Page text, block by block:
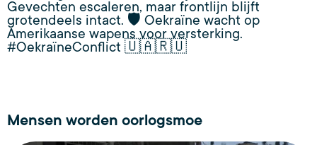
Gevechten escaleren, maar frontlijn blijft
grotendeels intact. 🛡️ Oekraïne wacht op
Amerikaanse wapens voor versterking.
#OekraïneConflict 🇺🇦🇷🇺
Mensen worden oorlogsmoe